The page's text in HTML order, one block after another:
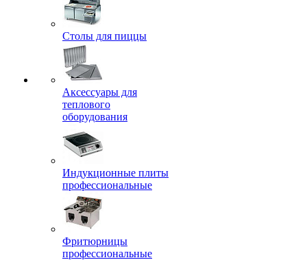
Столы для пиццы
Аксессуары для
теплового
оборудования
Индукционные плиты
профессиональные
Фритюрницы
профессиональные